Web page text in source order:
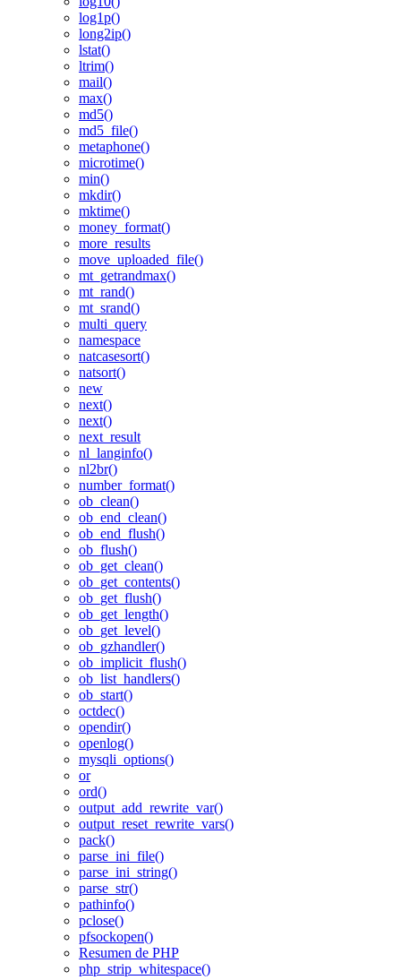
log1p()
long2ip()
lstat()
ltrim()
mail()
max()
md5()
md5_file()
metaphone()
microtime()
min()
mkdir()
mktime()
money_format()
more_results
move_uploaded_file()
mt_getrandmax()
mt_rand()
mt_srand()
multi_query
namespace
natcasesort()
natsort()
new
next()
next()
next_result
nl_langinfo()
nl2br()
number_format()
ob_clean()
ob_end_clean()
ob_end_flush()
ob_flush()
ob_get_clean()
ob_get_contents()
ob_get_flush()
ob_get_length()
ob_get_level()
ob_gzhandler()
ob_implicit_flush()
ob_list_handlers()
ob_start()
octdec()
opendir()
openlog()
mysqli_options()
or
ord()
output_add_rewrite_var()
output_reset_rewrite_vars()
pack()
parse_ini_file()
parse_ini_string()
parse_str()
pathinfo()
pclose()
pfsockopen()
Resumen de PHP
php_strip_whitespace()